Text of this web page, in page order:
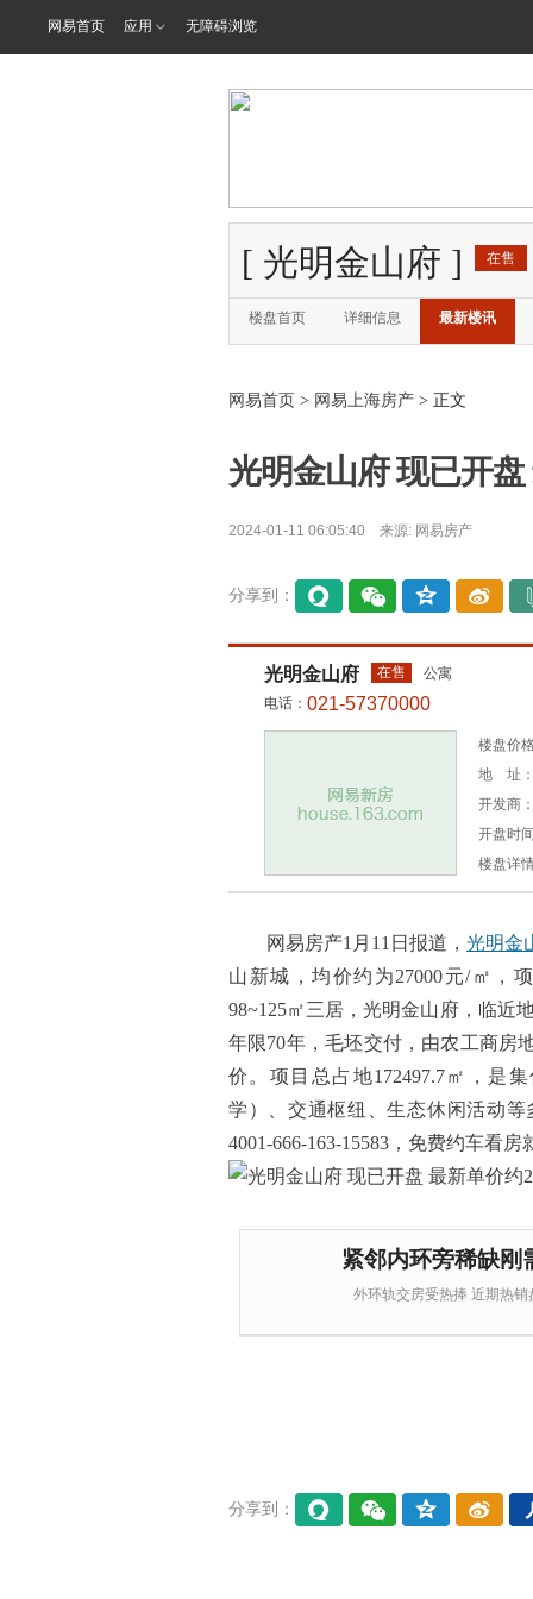
网易首页 应用 无障碍浏览
[ 光明金山府 ] 在售
楼盘首页 详细信息 最新楼讯
网易首页 > 网易上海房产 > 正文
光明金山府 现已开盘
2024-01-11 06:05:40 来源: 网易房产
分享到：
间
光明金山府 在售
公寓
电话： 021-57370000
楼盘价
地 址：
开发商
开盘时
楼盘详
网易房产1月11日报道， 光明金
山新城，均价约为27000元/㎡，
98~125㎡三居，光明金山府，临近
年限70年，毛坯交付，由农工商房
价。项目总占地172497.7㎡，是
学）、交通枢纽、生态休闲活动
4001-666-163-15583，免费约车看房
紧邻内环旁稀缺刚
外环轨交房受热捧 近期热销
分享到：